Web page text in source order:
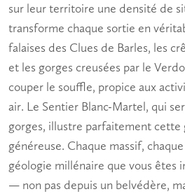
sur leur territoire une densité de
transforme chaque sortie en
falaises des Clues de Barles, les
et les gorges creusées par le
couper le souffle, propice aux
air. Le Sentier Blanc-Martel, qui
gorges, illustre parfaitement
généreuse. Chaque massif,
géologie millénaire que vous êtes
— non pas depuis un belvédère,